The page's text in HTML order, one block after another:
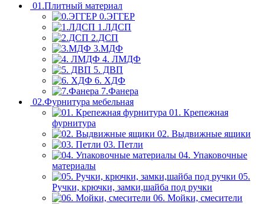
01.Плитный материал
0.ЭГГЕР
1.ЛДСП
2.ДСП
3.МДФ
4. ЛМДФ
5. ДВП
6. ХДФ
7.Фанера
02.Фурнитура мебельная
01. Крепежная
фурнитура
02. Выдвижные ящики
03. Петли
04. Упаковочные
материалы
05.
Ручки, крючки, замки,шайба под ручки
06. Мойки, смесители